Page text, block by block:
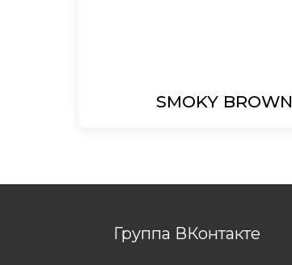
SMOKY BROWN
Группа ВКонтакте